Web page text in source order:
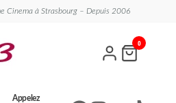
Cinema à Strasbourg – Depuis 2006
Appelez
0